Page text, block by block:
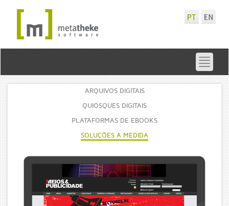
Toggle
ARQUIVOS DIGITAIS
QUIOSQUES DIGITAIS
PLATAFORMAS DE EBOOKS
SOLUÇÕES A MEDIDA